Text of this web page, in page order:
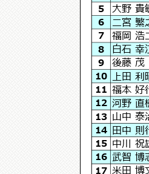
5
大野 貴
6
二宮 繁
7
福岡 浩
8
白石 幸
9
後藤 茂
10
上田 利
11
福本 好
12 河野 直
13
山中 泰
14
田中 則
15 中川 祝
16 武智 博
17 米田 博